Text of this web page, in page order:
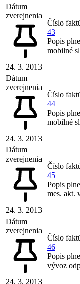
Dátum
zverejnenia
24. 3. 2013
Číslo
43
Popis
mobilné
Dátum
zverejnenia
24. 3. 2013
Číslo
44
Popis
mobilné
Dátum
zverejnenia
24. 3. 2013
Číslo
45
Popis
mes. akt.
Dátum
zverejnenia
24. 3. 2013
Číslo
46
Popis
vývoz